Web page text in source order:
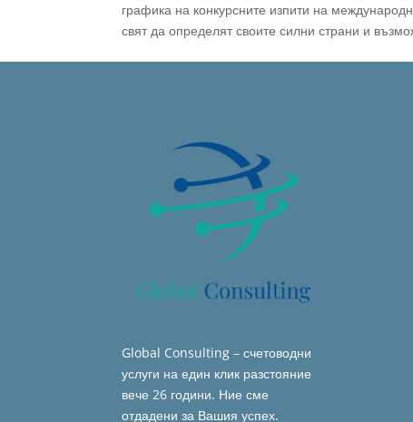
графика на конкурсните изпити на
свят да определят своите силни страни и
Global Consulting – счетоводни
услуги на един клик разстояние
вече 26 години. Ние сме
отдадени за Вашия успех.